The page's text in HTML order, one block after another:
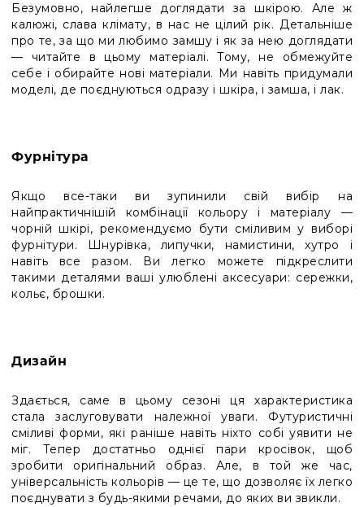
Безумовно, найлегше доглядати за шкірою. Але ж
калюжі, слава клімату, в нас не цілий рік. Детальніше
про те, за що ми любимо замшу і як за нею доглядати
— читайте в цьому матеріалі. Тому, не обмежуйте
себе і обирайте нові матеріали. Ми навіть придумали
моделі, де поєднуються одразу і шкіра, і замша, і лак.
Фурнітура
Якщо все-таки ви зупинили свій вибір на
найпрактичнішій комбінації кольору і матеріалу —
чорній шкірі, рекомендуємо бути сміливим у виборі
фурнітури. Шнурівка, липучки, намистини, хутро і
навіть все разом. Ви легко можете підкреслити
такими деталями ваші улюблені аксесуари: сережки,
кольє, брошки.
Дизайн
Здається, саме в цьому сезоні ця характеристика
стала заслуговувати належної уваги. Футуристичні
сміливі форми, які раніше навіть ніхто собі уявити не
міг. Тепер достатньо однієї пари кросівок, щоб
зробити оригінальний образ. Але, в той же час,
універсальність кольорів — це те, що дозволяє їх легко
поєднувати з будь-якими речами, до яких ви звикли.